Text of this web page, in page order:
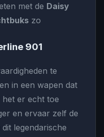
met de Daisy
zo
901
te
in een wapen dat
er echt toe
en ervaar zelf de
dit legendarische